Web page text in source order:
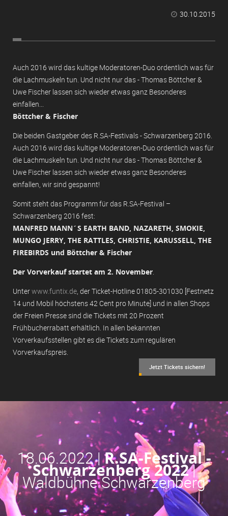
 30.10.2015
Auch 2016 wird das kultige Moderatoren-Duo ordentlich was für
die Lachmuskeln tun. Und nicht nur das - Thomas Böttcher &
Uwe Fischer lassen sich wieder etwas ganz Besonderes
einfallen...
Böttcher & Fischer
Die beiden Gastgeber des R.SA-Festivals - Schwarzenberg 2016.
Auch 2016 wird das kultige Moderatoren-Duo ordentlich was für
die Lachmuskeln tun. Und nicht nur das - Thomas Böttcher &
Uwe Fischer lassen sich wieder etwas ganz Besonderes
einfallen, wir sind gespannt!
Somit steht das Programm für das R.SA-Festival –
Schwarzenberg 2016 fest:
MANFRED MANN´S EARTH BAND, NAZARETH, SMOKIE,
MUNGO JERRY, THE RATTLES, CHRISTIE, KARUSSELL, THE
FIREBIRDS und Böttcher & Fischer
Der Vorverkauf startet am 2. November.
Unterwww.funtix.de, der Ticket-Hotline 01805-301030 [Festnetz
14 und Mobil höchstens 42 Cent pro Minute] und in allen Shops
der Freien Presse sind die Tickets mit 20 Prozent
Frühbucherrabatt erhältlich. In allen bekannten
Vorverkaufsstellen gibt es die Tickets zum regulären
Vorverkaufspreis.
Jetzt Tickets sichern!
18.06.2022 |R.SA-Festival -
Schwarzenberg 2022|
Waldbühne Schwarzenberg